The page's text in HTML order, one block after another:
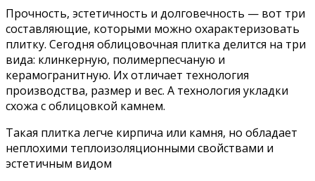
Прочность, эстетичность и долговечность — вот три
составляющие, которыми можно охарактеризовать
плитку. Сегодня облицовочная плитка делится на три
вида: клинкерную, полимерпесчаную и
керамогранитную. Их отличает технология
производства, размер и вес. А технология укладки
схожа с облицовкой камнем.
Такая плитка легче кирпича или камня, но обладает
неплохими теплоизоляционными свойствами и
эстетичным видом